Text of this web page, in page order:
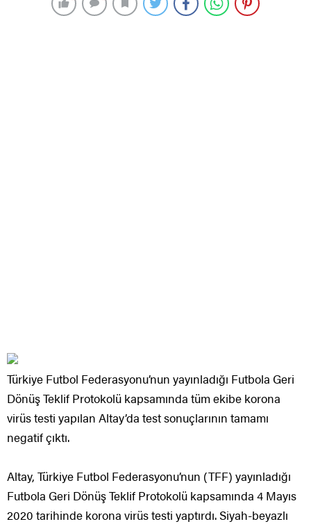
Türkiye Futbol Federasyonu’nun yayınladığı Futbola Geri
Dönüş Teklif Protokolü kapsamında tüm ekibe korona
virüs testi yapılan Altay’da test sonuçlarının tamamı
negatif çıktı.
Altay, Türkiye Futbol Federasyonu’nun (TFF) yayınladığı
Futbola Geri Dönüş Teklif Protokolü kapsamında 4 Mayıs
2020 tarihinde korona virüs testi yaptırdı. Siyah-beyazlı